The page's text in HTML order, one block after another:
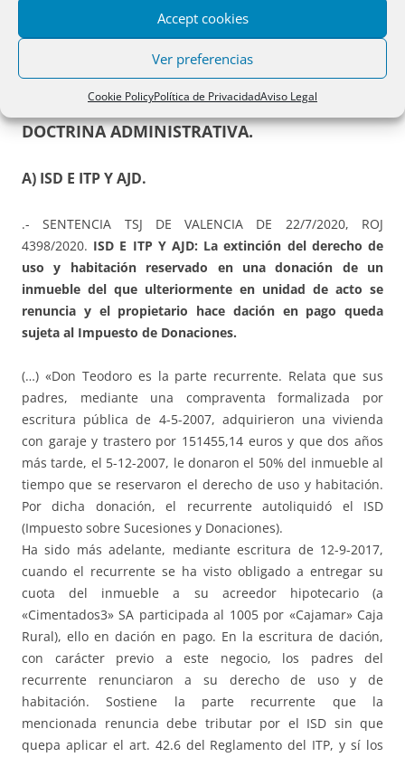
Accept cookies
Ver preferencias
Cookie PolicyPolítica de PrivacidadAviso Legal
Histórico de Bizkaia para el año 2020.
PARTE SEGUNDA. JURISPRUDENCIA Y
DOCTRINA ADMINISTRATIVA.
A) ISD E ITP Y AJD.
.- SENTENCIA TSJ DE VALENCIA DE 22/7/2020, ROJ
4398/2020. ISD E ITP Y AJD: La extinción del derecho de
uso y habitación reservado en una donación de un
inmueble del que ulteriormente en unidad de acto se
renuncia y el propietario hace dación en pago queda
sujeta al Impuesto de Donaciones.
(…) «Don Teodoro es la parte recurrente. Relata que sus
padres, mediante una compraventa formalizada por
escritura pública de 4-5-2007, adquirieron una vivienda
con garaje y trastero por 151455,14 euros y que dos años
más tarde, el 5-12-2007, le donaron el 50% del inmueble al
tiempo que se reservaron el derecho de uso y habitación.
Por dicha donación, el recurrente autoliquidó el ISD
(Impuesto sobre Sucesiones y Donaciones).
Ha sido más adelante, mediante escritura de 12-9-2017,
cuando el recurrente se ha visto obligado a entregar su
cuota del inmueble a su acreedor hipotecario (a
«Cimentados3» SA participada al 1005 por «Cajamar» Caja
Rural), ello en dación en pago. En la escritura de dación,
con carácter previo a este negocio, los padres del
recurrente renunciaron a su derecho de uso y de
habitación. Sostiene la parte recurrente que la
mencionada renuncia debe tributar por el ISD sin que
quepa aplicar el art. 42.6 del Reglamento del ITP, y sí los